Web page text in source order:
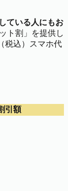
ている人にもお
ト割」を提供し
税込）スマホ代
引額